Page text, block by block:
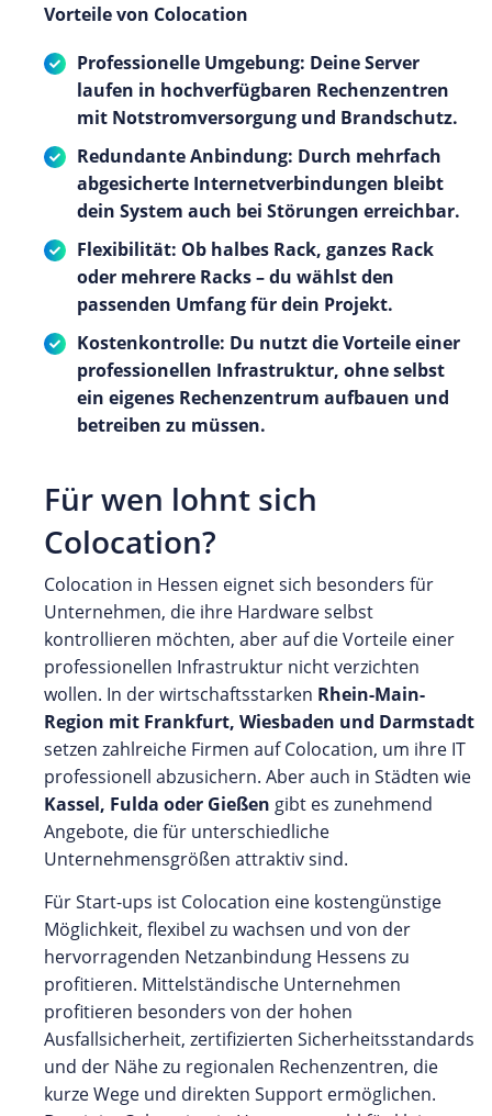
Vorteile von Colocation
Professionelle Umgebung: Deine Server
laufen in hochverfügbaren Rechenzentren
mit Notstromversorgung und Brandschutz.
Redundante Anbindung: Durch mehrfach
abgesicherte Internetverbindungen bleibt
dein System auch bei Störungen erreichbar.
Flexibilität: Ob halbes Rack, ganzes Rack
oder mehrere Racks – du wählst den
passenden Umfang für dein Projekt.
Kostenkontrolle: Du nutzt die Vorteile einer
professionellen Infrastruktur, ohne selbst
ein eigenes Rechenzentrum aufbauen und
betreiben zu müssen.
Für wen lohnt sich
Colocation?
Colocation in Hessen eignet sich besonders für
Unternehmen, die ihre Hardware selbst
kontrollieren möchten, aber auf die Vorteile einer
professionellen Infrastruktur nicht verzichten
wollen. In der wirtschaftsstarken Rhein-Main-
Region mit Frankfurt, Wiesbaden und Darmstadt
setzen zahlreiche Firmen auf Colocation, um ihre IT
professionell abzusichern. Aber auch in Städten wie
Kassel, Fulda oder Gießen gibt es zunehmend
Angebote, die für unterschiedliche
Unternehmensgrößen attraktiv sind.
Für Start-ups ist Colocation eine kostengünstige
Möglichkeit, flexibel zu wachsen und von der
hervorragenden Netzanbindung Hessens zu
profitieren. Mittelständische Unternehmen
profitieren besonders von der hohen
Ausfallsicherheit, zertifizierten Sicherheitsstandards
und der Nähe zu regionalen Rechenzentren, die
kurze Wege und direkten Support ermöglichen.